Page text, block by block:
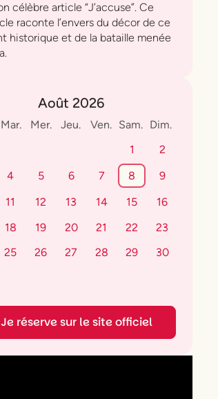
célèbre article “J’accuse”. Ce
raconte l’envers du décor de ce
historique et de la bataille menée
Août 2026
Mar. Mer. Jeu. Ven. Sam. Dim.
1
2
4 5 6 7 8
9
11 12 13 14 15
16
18 19 20 21 22
23
25 26 27 28 29
30
Je réserve sur le site officiel